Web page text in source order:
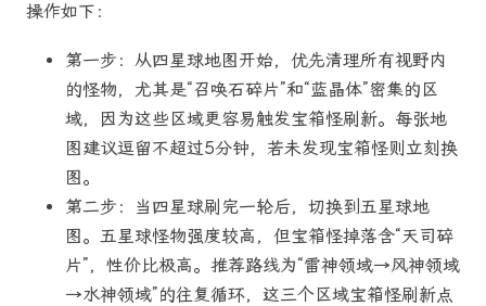
操作如下：
第一步：从四星球地图开始，优先清理所有视野内
的怪物，尤其是“召唤石碎片”和“蓝晶体”密集的区
域，因为这些区域更容易触发宝箱怪刷新。每张地
图建议逗留不超过5分钟，若未发现宝箱怪则立刻换
图。
第二步：当四星球刷完一轮后，切换到五星球地
图。五星球怪物强度较高，但宝箱怪掉落含“天司碎
片”，性价比极高。推荐路线为“雷神领域→风神领域
→水神领域”的往复循环，这三个区域宝箱怪刷新点